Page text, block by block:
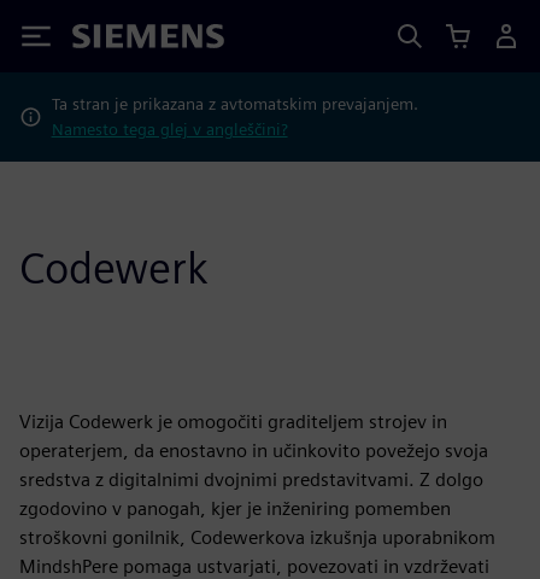
Siemens
Ta stran je prikazana z avtomatskim prevajanjem.
Namesto tega glej v angleščini?
Codewerk
Vizija Codewerk je omogočiti graditeljem strojev in
operaterjem, da enostavno in učinkovito povežejo svoja
sredstva z digitalnimi dvojnimi predstavitvami. Z dolgo
zgodovino v panogah, kjer je inženiring pomemben
stroškovni gonilnik, Codewerkova izkušnja uporabnikom
MindshPere pomaga ustvarjati, povezovati in vzdrževati